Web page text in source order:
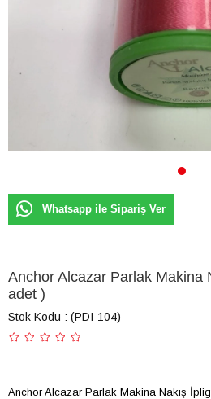
Whatsapp ile Sipariş Ver
Anchor Alcazar Parlak Makina
adet )
Stok Kodu (PDI-104)
Anchor Alcazar Parlak Makina Nakış